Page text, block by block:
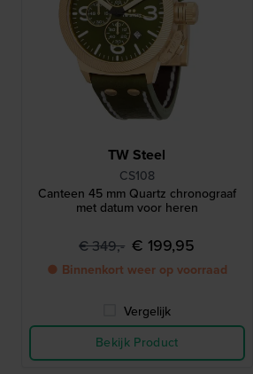
TW Steel
CS108
Canteen 45 mm Quartz chronograaf
met datum voor heren
€ 349,- € 199,95
● Binnenkort weer op voorraad
Vergelijk
Bekijk Product